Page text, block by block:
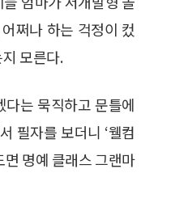
쩌나 하는 걱정이 컸
모른다.
는 묵직하고 문틀에
필자를 보더니 ‘웰컴
명예 클래스 그랜마